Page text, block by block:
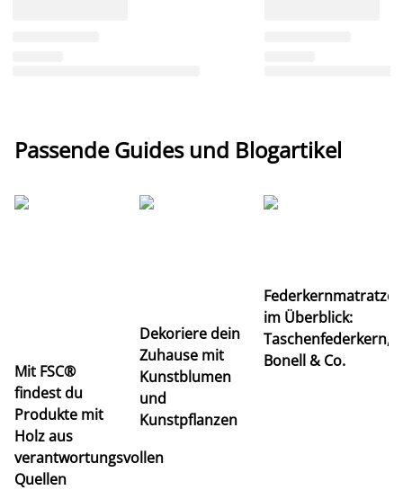
Passende Guides und Blogartikel
Mit FSC®
findest du
Produkte mit
Holz aus
verantwortungsvollen
Quellen
Dekoriere dein
Zuhause mit
Kunstblumen
und
Kunstpflanzen
im Überblick:
Taschenfederkern,
Bonell & Co.